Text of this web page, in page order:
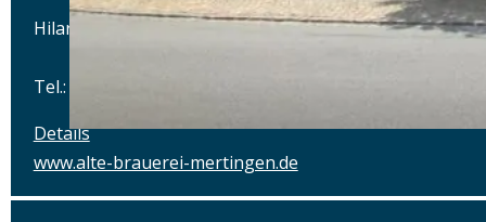
Hilaria-Lechner-Straße 21, 86690 Mertingen
Tel.: Tel.: 09078-912320
Details
www.alte-brauerei-mertingen.de